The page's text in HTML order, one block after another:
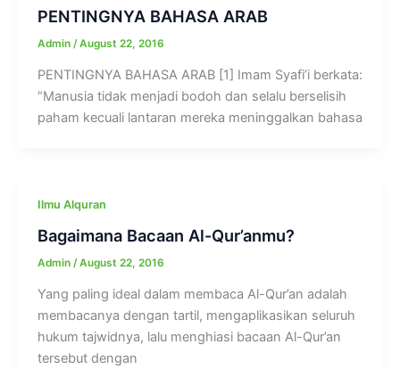
PENTINGNYA BAHASA ARAB
Admin /August 22, 2016
PENTINGNYA BAHASA ARAB [1] Imam Syafi’i berkata:
“Manusia tidak menjadi bodoh dan selalu berselisih
paham kecuali lantaran mereka meninggalkan bahasa
Ilmu Alquran
Bagaimana Bacaan Al-Qur’anmu?
Admin /August 22, 2016
Yang paling ideal dalam membaca Al-Qur’an adalah
membacanya dengan tartil, mengaplikasikan seluruh
hukum tajwidnya, lalu menghiasi bacaan Al-Qur’an
tersebut dengan